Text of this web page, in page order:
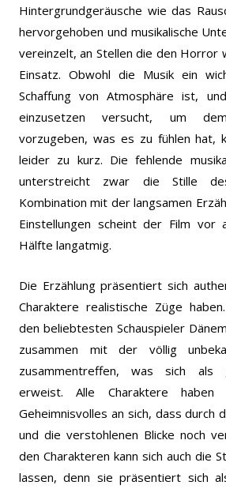
Hintergrundgeräusche wie das
hervorgehoben und musikalische
vereinzelt, an Stellen die den Horror
Einsatz. Obwohl die Musik ein
Schaffung von Atmosphäre ist,
einzusetzen versucht, um
vorzugeben, was es zu fühlen hat,
leider zu kurz. Die fehlende
unterstreicht zwar die Stille
Kombination mit der langsamen
Einstellungen scheint der Film vor
Hälfte langatmig.
Die Erzählung präsentiert sich
Charaktere realistische Züge
den beliebtesten Schauspieler
zusammen mit der völlig
zusammentreffen, was sich als
erweist. Alle Charaktere
Geheimnisvolles an sich, dass durch
und die verstohlenen Blicke noch
den Charakteren kann sich auch die
lassen, denn sie präsentiert sich